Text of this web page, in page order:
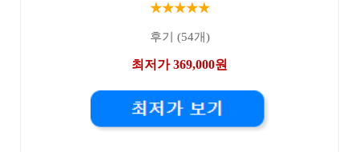
★★★★★
후기 (54개)
최저가 369,000원